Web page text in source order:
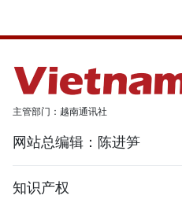
主管部门：越南通讯社
网站总编辑：陈进笋
知识产权